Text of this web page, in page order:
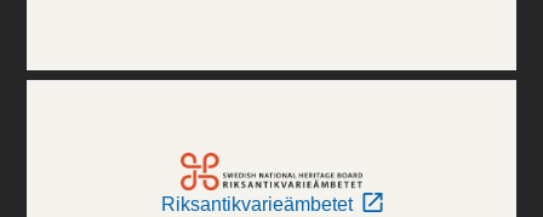
Riksantikvarieämbetet